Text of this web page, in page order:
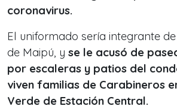
coronavirus.
El uniformado sería integrante
de Maipú, y se le acusó de
por escaleras y patios del
viven familias de Carabineros
Verde de Estación Central.